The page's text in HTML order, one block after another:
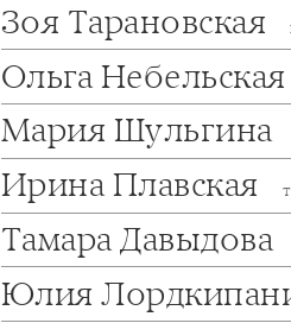
Зоя Тарановская
Ольга Небельская
Мария Шульгина
Ирина Плавская
Тамара Давыдова
Юлия